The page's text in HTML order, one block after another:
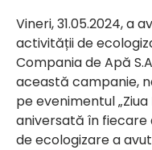
Vineri, 31.05.2024, a
activității de
Compania de Apă
această campanie,
pe evenimentul „Ziua
aniversată în fiecare
de ecologizare a